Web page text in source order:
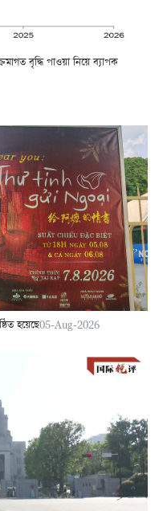
বৃদ্ধি পাওয়া নিয়ে ব্যাপক
হয়েছে05-Aug-2026